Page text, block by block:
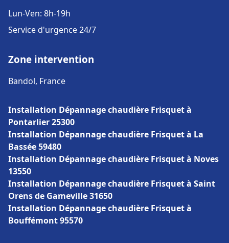
Lun-Ven: 8h-19h
Service d'urgence 24/7
Zone intervention
Bandol, France
Installation Dépannage chaudière Frisquet à
Pontarlier 25300
Installation Dépannage chaudière Frisquet à La
Bassée 59480
Installation Dépannage chaudière Frisquet à Noves
13550
Installation Dépannage chaudière Frisquet à Saint
Orens de Gameville 31650
Installation Dépannage chaudière Frisquet à
Bouffémont 95570